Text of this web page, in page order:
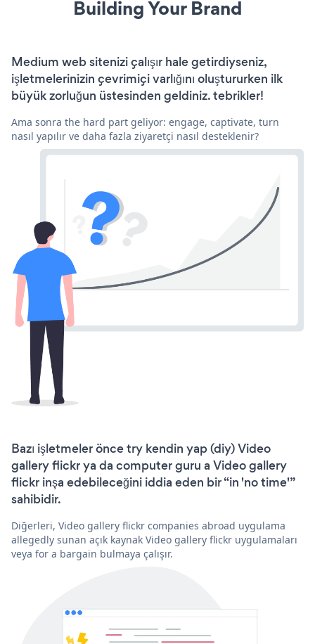
Building Your Brand
Medium web sitenizi çalışır hale getirdiyseniz,
işletmelerinizin çevrimiçi varlığını oluştururken ilk
büyük zorluğun üstesinden geldiniz. tebrikler!
Ama sonra the hard part geliyor: engage, captivate, turn
nasıl yapılır ve daha fazla ziyaretçi nasıl desteklenir?
Bazı işletmeler önce try kendin yap (diy) Video
gallery flickr ya da computer guru a Video gallery
flickr inşa edebileceğini iddia eden bir “in 'no time'”
sahibidir.
Diğerleri, Video gallery flickr companies abroad uygulama
allegedly sunan açık kaynak Video gallery flickr uygulamaları
veya for a bargain bulmaya çalışır.